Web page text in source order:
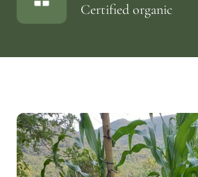
Certified organic